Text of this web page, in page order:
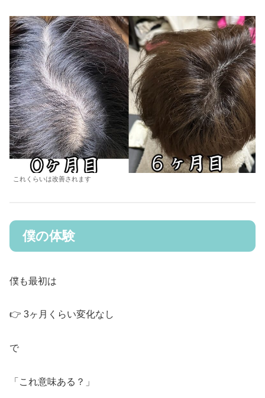
これくらいは改善されます
僕の体験
僕も最初は
👉 3ヶ月くらい変化なし
で
「これ意味ある？」